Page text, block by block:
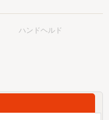
ハンドヘルド